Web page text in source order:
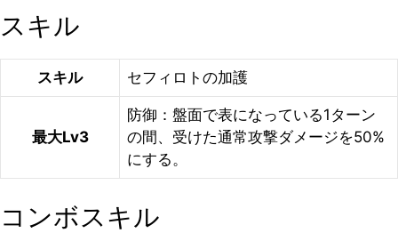
スキル
スキル セフィロトの加護
最大Lv3
防御：盤面で表になっている1ターン
の間、受けた通常攻撃ダメージを50%
にする。
コンボスキル